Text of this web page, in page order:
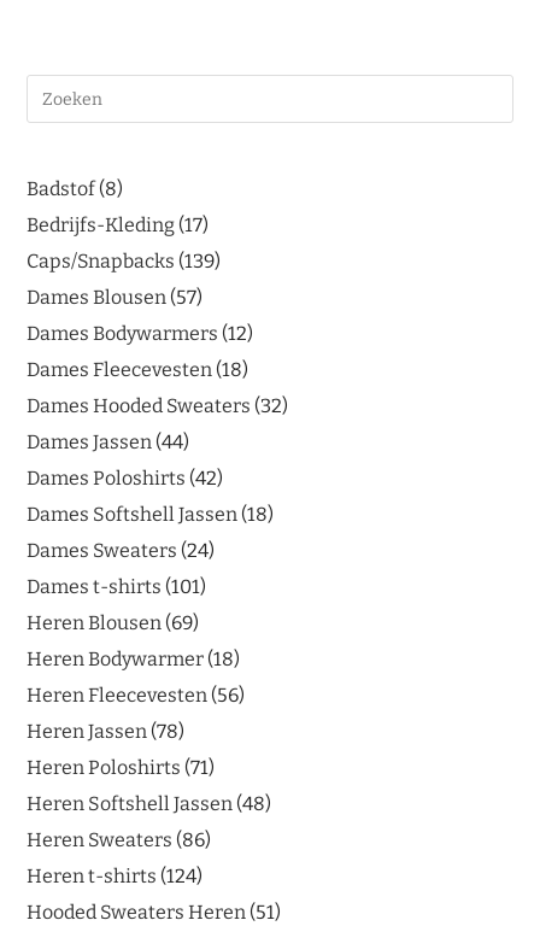
Badstof 8
Bedrijfs-Kleding 17
Caps/Snapbacks 139
Dames Blousen 57
Dames Bodywarmers 12
Dames Fleecevesten 18
Dames Hooded Sweaters 32
Dames Jassen 44
Dames Poloshirts 42
Dames Softshell Jassen 18
Dames Sweaters 24
Dames t-shirts 101
Heren Blousen 69
Heren Bodywarmer 18
Heren Fleecevesten 56
Heren Jassen 78
Heren Poloshirts 71
Heren Softshell Jassen 48
Heren Sweaters 86
Heren t-shirts 124
Hooded Sweaters Heren 51